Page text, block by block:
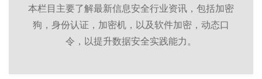
本栏目主要了解最新信息安全行业资讯，包括加密
狗，身份认证，加密机，以及软件加密，动态口
令，以提升数据安全实践能力。